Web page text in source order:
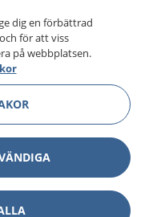
och vård
och information om
du kan kontakta.
göra dina
1177 för
bättre.
dig en förbättrad
för att viss
på webbplatsen.